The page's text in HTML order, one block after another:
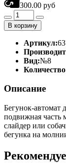
300.00 руб
В корзину
Артикул:
Вид:№8
Описание
Бегунок-
подвижная часть
слайдер или
бегунка на